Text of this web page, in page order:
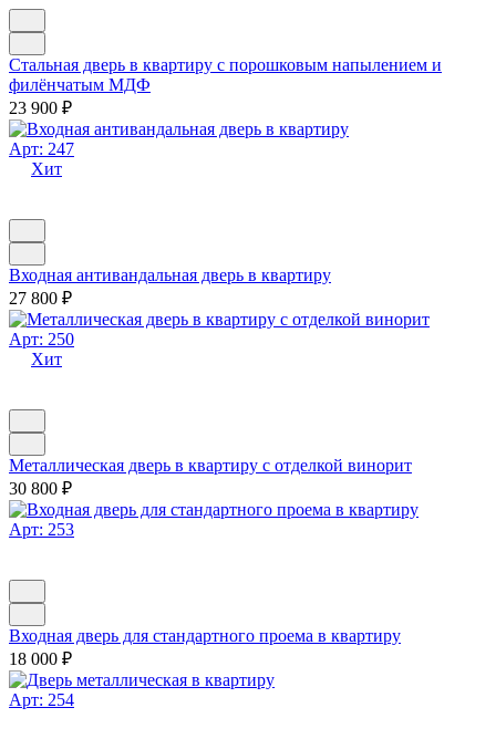
Стальная дверь в квартиру с порошковым напылением и
филёнчатым МДФ
23 900 ₽
Арт: 247
Хит
Входная антивандальная дверь в квартиру
27 800 ₽
Арт: 250
Хит
Металлическая дверь в квартиру с отделкой винорит
30 800 ₽
Арт: 253
Входная дверь для стандартного проема в квартиру
18 000 ₽
Арт: 254